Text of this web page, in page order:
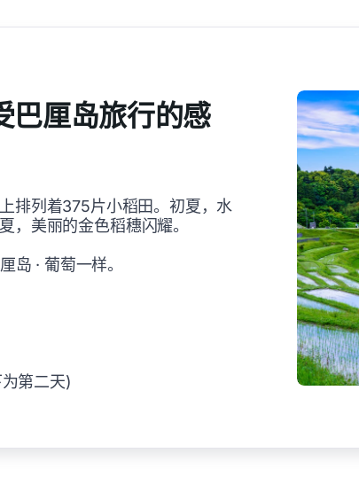
巴厘岛旅行的感
排列着375片小稻田。初夏，水
，美丽的金色稻穗闪耀。
岛 · 葡萄一样。
第二天)